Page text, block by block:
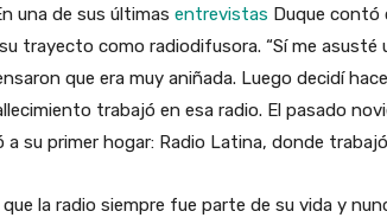
una de sus últimas entrevistas Duque contó
trayecto como radiodifusora. “Sí me asusté
que era muy aniñada. Luego decidí
trabajó en esa radio. El pasado
a su primer hogar: Radio Latina, donde
que la radio siempre fue parte de su vida y